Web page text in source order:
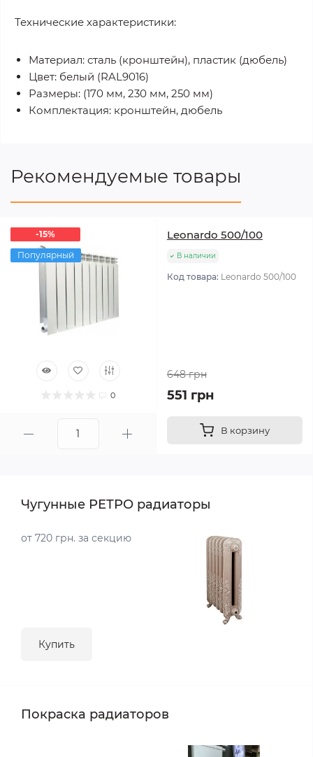
Технические характеристики:
Материал: сталь (кронштейн), пластик (дюбель)
Цвет: белый (RAL9016)
Размеры: (170 мм, 230 мм, 250 мм)
Комплектация: кронштейн, дюбель
Рекомендуемые товары
-15%-15%
Популярный
0
Leonardo 500/100
В наличии
Код товара: Leonardo 500/100
648 грн
551 грн
В корзину
Чугунные РЕТРО радиаторы
от 720 грн. за секцию
Купить
Покраска радиаторов